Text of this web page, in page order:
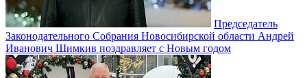
Председатель
Законодательного Собрания Новосибирской области Андрей
Иванович Шимкив поздравляет с Новым годом